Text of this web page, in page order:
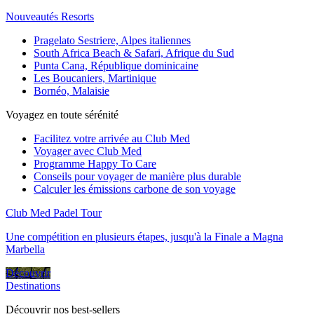
Nouveautés Resorts
Pragelato Sestriere, Alpes italiennes
South Africa Beach & Safari, Afrique du Sud
Punta Cana, République dominicaine
Les Boucaniers, Martinique
Bornéo, Malaisie
Voyagez en toute sérénité
Facilitez votre arrivée au Club Med
Voyager avec Club Med
Programme Happy To Care
Conseils pour voyager de manière plus durable
Calculer les émissions carbone de son voyage
Club Med Padel Tour
Une compétition en plusieurs étapes, jusqu'à la Finale a Magna
Marbella
Découvrir
Destinations
Découvrir nos best-sellers